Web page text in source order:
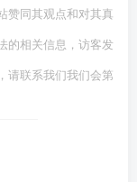
赞同其观点和对其真
的相关信息，访客发
请联系我们我们会第